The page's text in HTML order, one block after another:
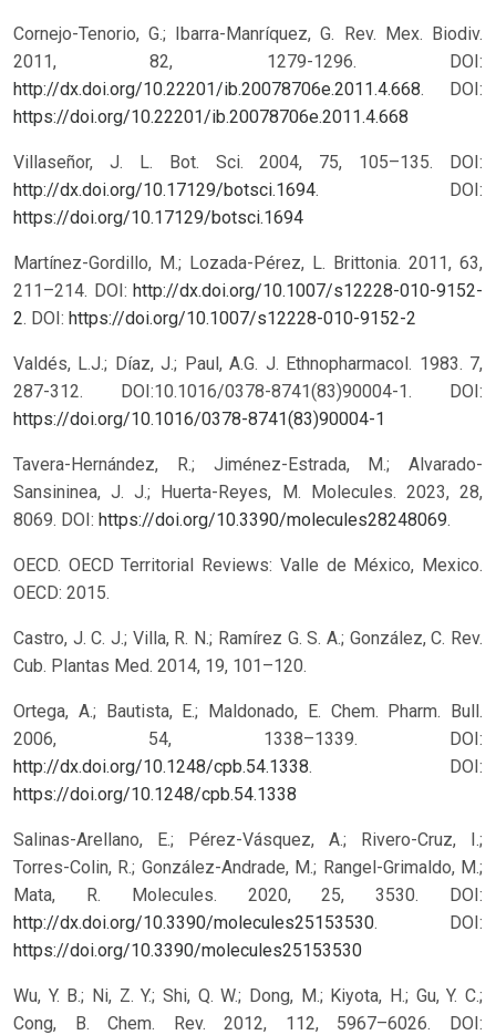
Cornejo-Tenorio, G.; Ibarra-Manríquez, G. Rev. Mex. Biodiv.
2011, 82, 1279-1296. DOI:
http://dx.doi.org/10.22201/ib.20078706e.2011.4.668. DOI:
https://doi.org/10.22201/ib.20078706e.2011.4.668
Villaseñor, J. L. Bot. Sci. 2004, 75, 105–135. DOI:
http://dx.doi.org/10.17129/botsci.1694. DOI:
https://doi.org/10.17129/botsci.1694
Martínez-Gordillo, M.; Lozada-Pérez, L. Brittonia. 2011, 63,
211–214. DOI: http://dx.doi.org/10.1007/s12228-010-9152-
2. DOI: https://doi.org/10.1007/s12228-010-9152-2
Valdés, L.J.; Díaz, J.; Paul, A.G. J. Ethnopharmacol. 1983. 7,
287-312. DOI:10.1016/0378-8741(83)90004-1. DOI:
https://doi.org/10.1016/0378-8741(83)90004-1
Tavera-Hernández, R.; Jiménez-Estrada, M.; Alvarado-
Sansininea, J. J.; Huerta-Reyes, M. Molecules. 2023, 28,
8069. DOI: https://doi.org/10.3390/molecules28248069.
OECD. OECD Territorial Reviews: Valle de México, Mexico.
OECD: 2015.
Castro, J. C. J.; Villa, R. N.; Ramírez G. S. A.; González, C. Rev.
Cub. Plantas Med. 2014, 19, 101–120.
Ortega, A.; Bautista, E.; Maldonado, E. Chem. Pharm. Bull.
2006, 54, 1338–1339. DOI:
http://dx.doi.org/10.1248/cpb.54.1338. DOI:
https://doi.org/10.1248/cpb.54.1338
Salinas-Arellano, E.; Pérez-Vásquez, A.; Rivero-Cruz, I.;
Torres-Colin, R.; González-Andrade, M.; Rangel-Grimaldo, M.;
Mata, R. Molecules. 2020, 25, 3530. DOI:
http://dx.doi.org/10.3390/molecules25153530. DOI:
https://doi.org/10.3390/molecules25153530
Wu, Y. B.; Ni, Z. Y.; Shi, Q. W.; Dong, M.; Kiyota, H.; Gu, Y. C.;
Cong, B. Chem. Rev. 2012, 112, 5967–6026. DOI: